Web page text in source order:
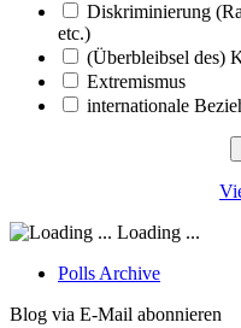
Diskriminierung
etc.)
(Überbleibsel des)
Extremismus
internationale
Loading ...
Polls Archive
Blog via E-Mail abonnieren